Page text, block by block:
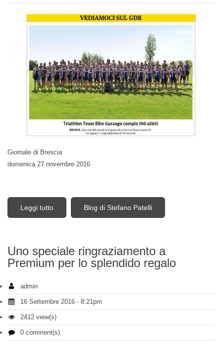
Giornale di Brescia
domenica 27 novembre 2016
Leggi tutto su Triathlon Team Bike Gussago di Brescia compie
100 atleti
Blog di Stefano Patelli
Uno speciale ringraziamento a
Premium per lo splendido regalo
admin
16 Settembre 2016 - 8:21pm
2412 view(s)
0 comment(s)